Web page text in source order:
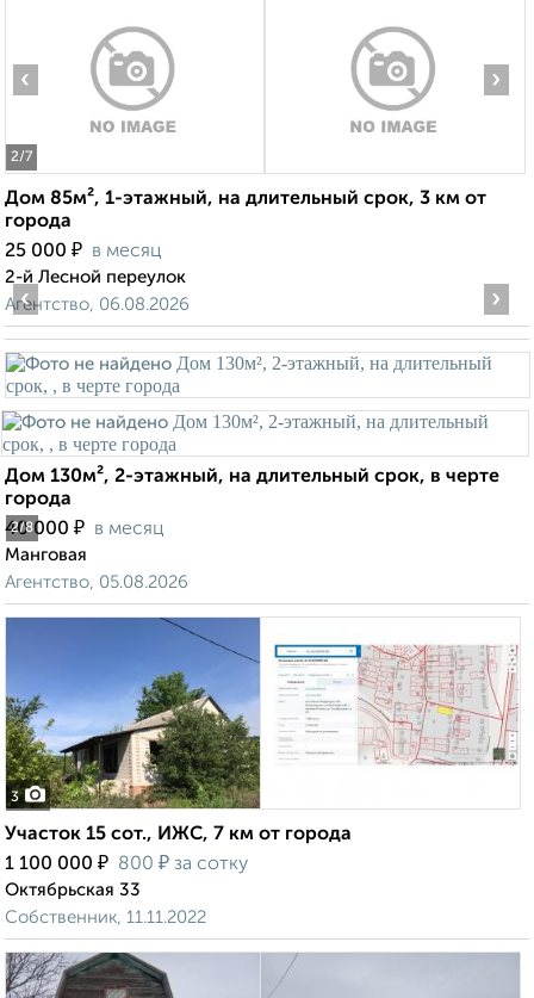
2/7
‹ ›
Дом 85м², 1-этажный, на длительный срок, 3 км от
города
25 000 ₽ в месяц
2-й Лесной переулок
Агентство, 06.08.2026
2/8
‹ ›
Дом 130м², 2-этажный, на длительный срок, в черте
города
40 000 ₽ в месяц
Манговая
Агентство, 05.08.2026
3
Участок 15 сот., ИЖС, 7 км от города
1 100 000 ₽ 800 ₽ за сотку
Октябрьская 33
Собственник, 11.11.2022